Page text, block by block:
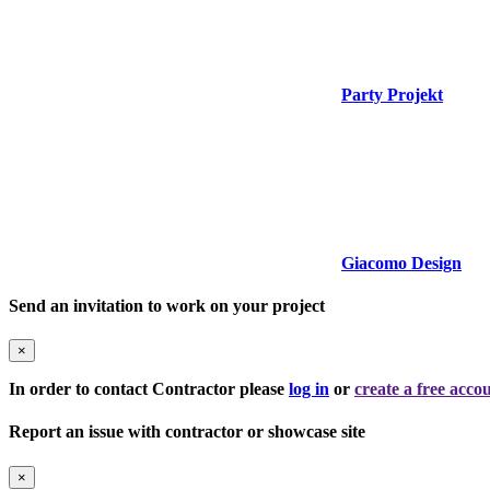
Party Projekt
Giacomo Design
Send an invitation to work on your project
×
In order to contact Contractor please log in or create a free
Report an issue with contractor or showcase site
×